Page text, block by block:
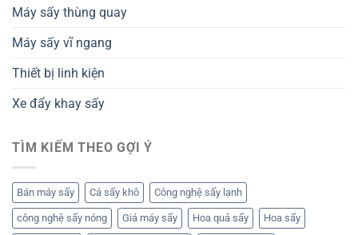
Máy sấy thùng quay
Máy sấy vĩ ngang
Thiết bị linh kiện
Xe đẩy khay sấy
TÌM KIẾM THEO GỢI Ý
Bán máy sấy Cá sấy khô Công nghệ sấy lạnh
công nghệ sấy nóng Giá máy sấy Hoa quả sấy Hoa sấy